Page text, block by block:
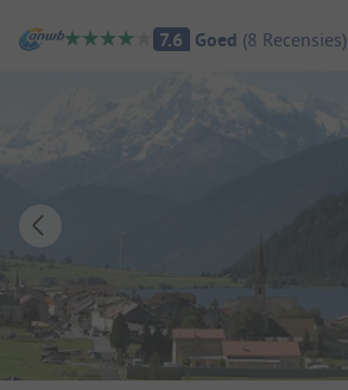
Camping overzicht
7.6 Goed (8 Recensies)